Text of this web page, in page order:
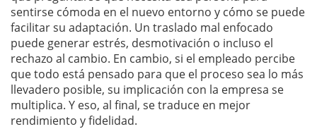
sentirse cómoda en el nuevo entorno y cómo se puede
facilitar su adaptación. Un traslado mal enfocado
puede generar estrés, desmotivación o incluso el
rechazo al cambio. En cambio, si el empleado percibe
que todo está pensado para que el proceso sea lo más
llevadero posible, su implicación con la empresa se
multiplica. Y eso, al final, se traduce en mejor
rendimiento y fidelidad.